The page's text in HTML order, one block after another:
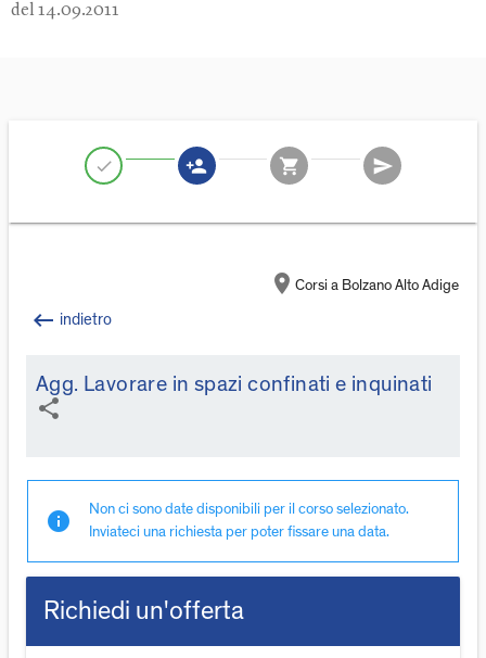
del 14.09.2011
check person_add shopping_cart send
location_on Corsi a Bolzano Alto Adige
keyboard_backspace indietro
Agg. Lavorare in spazi confinati e inquinati
share
info
Non ci sono date disponibili per il corso selezionato.
Inviateci una richiesta per poter fissare una data.
Richiedi un'offerta